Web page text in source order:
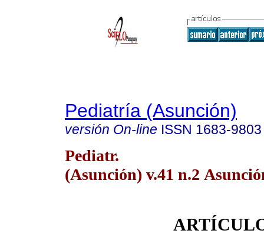
Pediatría (Asunción)
versión On-line ISSN 1683-9803
Pediatr.
(Asunción) v.41 n.2